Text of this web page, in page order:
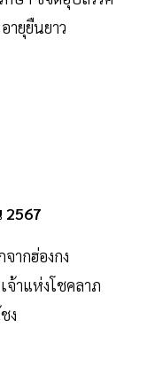
ายุยืนยาว
2567
ากฮ่องกง
จ้าแห่งโชคลาภ
ง